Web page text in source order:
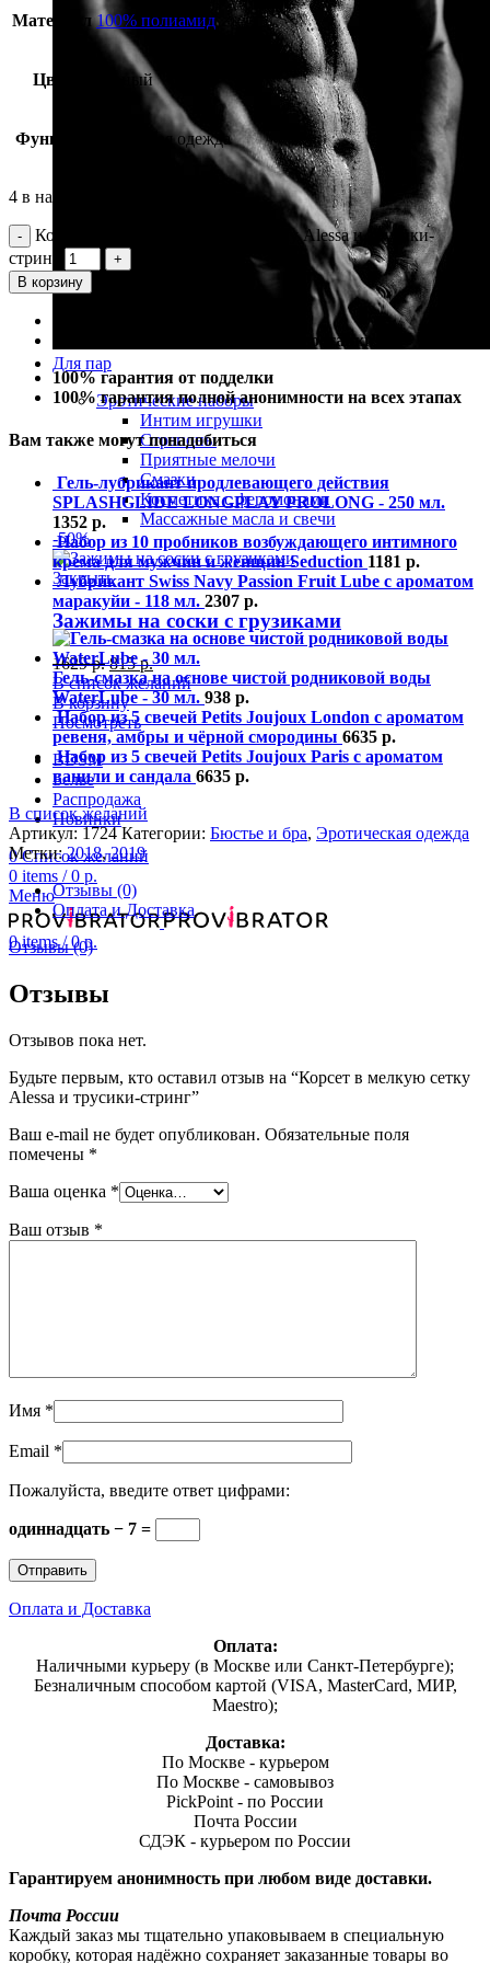
Для пар
Эротические наборы
Интим игрушки
Страпоны
Приятные мелочи
Смазки
Косметика с феромонами
Массажные масла и свечи
-50%
Закрыть
Зажимы на соски с грузиками
1629р. 815р.
В список желаний
В корзину
Посмотреть
BDSM
Белье
Распродажа
Новинки
0Список желаний
0 items / 0 р.
Меню
0items / 0р.
Материал 100% полиамид
Цвет черный
Функция эротичная одежда
4 в наличии
Количество Корсет в мелкую сетку Alessa и трусики-
стринг
В корзину
100% гарантия самой быстрой доставки
100% гарантия от подделки
100% гарантия полной анонимности на всех этапах
Вам также могут понадобиться
Гель-лубрикант продлевающего действия
SPLASHGLIDE LONGPLAY PROLONG - 250 мл.
1352 р.
Набор из 10 пробников возбуждающего интимного
крема для мужчин и женщин Seduction 1181 р.
Лубрикант Swiss Navy Passion Fruit Lube с ароматом
маракуйи - 118 мл. 2307 р.
Гель-смазка на основе чистой родниковой воды
WaterLube - 30 мл. 938 р.
Набор из 5 свечей Petits Joujoux London с ароматом
ревеня, амбры и чёрной смородины 6635 р.
Набор из 5 свечей Petits Joujoux Paris с ароматом
ванили и сандала 6635 р.
В список желаний
Артикул:1724 Категории: Бюстье и бра, Эротическая одежда
Метки:2018, 2019
Отзывы (0)
Оплата и Доставка
Отзывы (0)
Отзывы
Отзывов пока нет.
Будьте первым, кто оставил отзыв на “Корсет в мелкую сетку
Alessa и трусики-стринг”
Ваш e-mail не будет опубликован. Обязательные поля
помечены *
Ваша оценка *
Ваш отзыв *
Имя *
Email *
Пожалуйста, введите ответ цифрами:
одиннадцать − 7 =
Оплата и Доставка
Оплата:
Наличными курьеру (в Москве или Санкт-Петербурге);
Безналичным способом картой (VISA, MasterCard, МИР,
Maestro);
Доставка:
По Москве - курьером
По Москве - самовывоз
PickPoint - по России
Почта России
СДЭК - курьером по России
Гарантируем анонимность при любом виде доставки.
Почта России
Каждый заказ мы тщательно упаковываем в специальную
коробку, которая надёжно сохраняет заказанные товары во